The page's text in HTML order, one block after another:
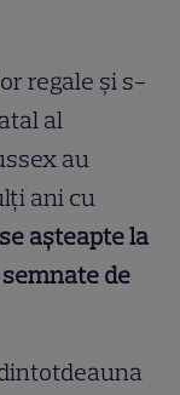
regale și s-
al
au
ani cu
așteapte la
de